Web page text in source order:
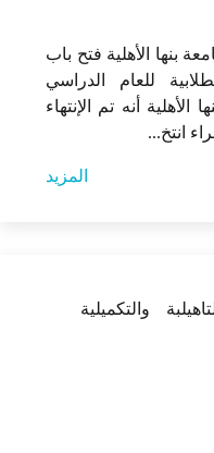
بنها الأهلية فتح باب
للعام الدراسي
الأهلية أنه تم الإنتهاء
انتخ...
المزيد